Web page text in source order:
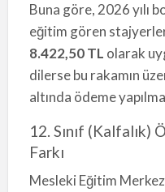
Buna göre, 2026 yılı
eğitim gören
8.422,50 TL olarak
dilerse bu rakamın
altında ödeme
12. Sınıf
Farkı
Mesleki Eğitim